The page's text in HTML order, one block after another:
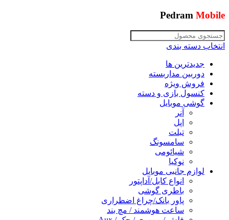
Pedram Mobile
انتخاب دسته بندی
جدیدترین ها
دوربین مداربسته
فروش ویژه
کنسول بازی و دسته
گوشی موبایل
آنر
اپل
تبلت
سامسونگ
شیائومی
نوکیا
لوازم جانبی موبایل
انواع کابل/آداپتور
باطری گوشی
پاور بانک/چراغ اضطراری
ساعت هوشمند / مچ بند